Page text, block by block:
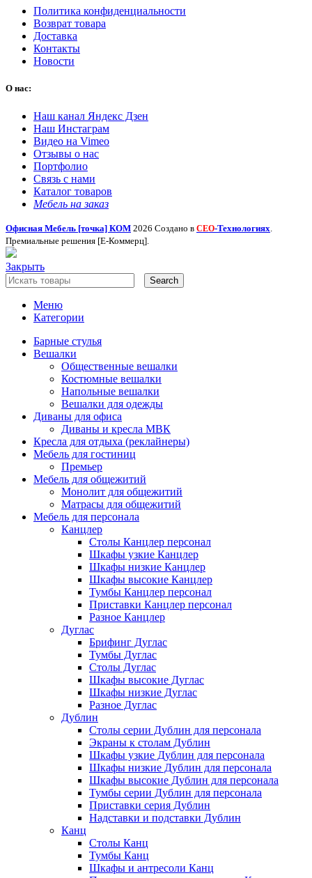
Политика конфиденциальности
Возврат товара
Доставка
Контакты
Новости
О нас:
Наш канал Яндекс Дзен
Наш Инстаграм
Видео на Vimeo
Отзывы о нас
Портфолио
Связь с нами
Каталог товаров
Мебель на заказ
Офисная Мебель [точка] КОМ 2026 Создано в СЕО-Технологиях
Премиальные решения [Е-Коммерц].
Закрыть
Search
Меню
Категории
Барные стулья
Вешалки
Общественные вешалки
Костюмные вешалки
Напольные вешалки
Вешалки для одежды
Диваны для офиса
Диваны и кресла МВК
Кресла для отдыха (реклайнеры)
Мебель для гостиниц
Премьер
Мебель для общежитий
Монолит для общежитий
Матрасы для общежитий
Мебель для персонала
Канцлер
Столы Канцлер персонал
Шкафы узкие Канцлер
Шкафы низкие Канцлер
Шкафы высокие Канцлер
Тумбы Канцлер персонал
Приставки Канцлер персонал
Разное Канцлер
Дуглас
Брифинг Дуглас
Тумбы Дуглас
Столы Дуглас
Шкафы высокие Дуглас
Шкафы низкие Дуглас
Разное Дуглас
Дублин
Столы серии Дублин для персонала
Экраны к столам Дублин
Шкафы узкие Дублин для персонала
Шкафы низкие Дублин для персонала
Шкафы высокие Дублин для персонала
Тумбы серии Дублин для персонала
Приставки серия Дублин
Надставки и подставки Дублин
Канц
Столы Канц
Тумбы Канц
Шкафы и антресоли Канц